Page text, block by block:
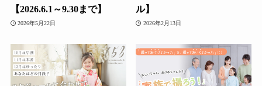
【2026.6.1～9.30まで】
2026年5月22日
ル】
2026年2月13日